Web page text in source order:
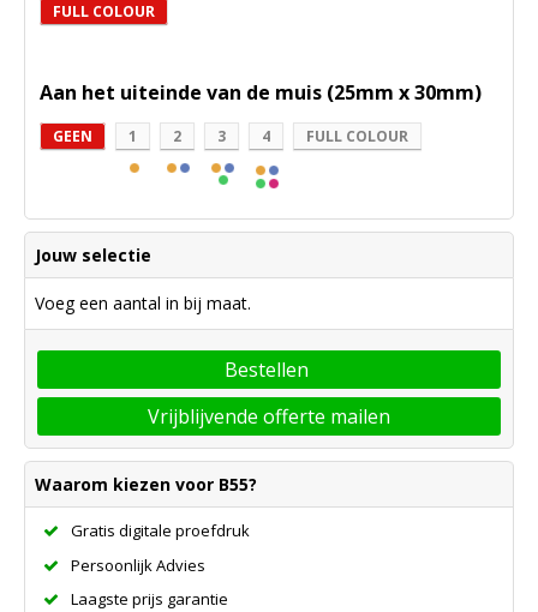
FULL COLOUR
Aan het uiteinde van de muis (25mm x 30mm)
GEEN 1 2 3 4 FULL COLOUR
Jouw selectie
Voeg een aantal in bij maat.
Bestellen
Vrijblijvende offerte mailen
Waarom kiezen voor B55?
Gratis digitale proefdruk
Persoonlijk Advies
Laagste prijs garantie